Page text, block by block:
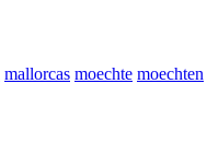
mallorcas moechte moechten